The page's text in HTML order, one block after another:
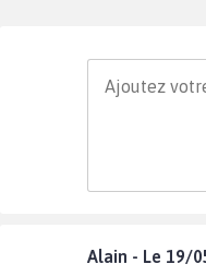
Alain - Le 19/